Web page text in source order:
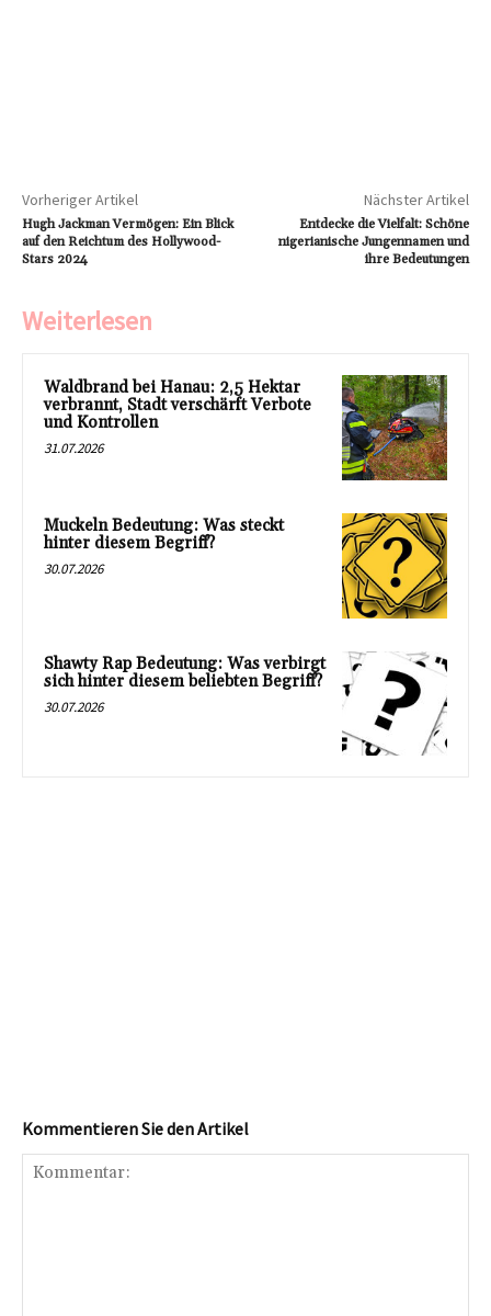
Vorheriger Artikel
Hugh Jackman Vermögen: Ein Blick
auf den Reichtum des Hollywood-
Stars 2024
Nächster Artikel
Entdecke die Vielfalt: Schöne
nigerianische Jungennamen und
ihre Bedeutungen
Weiterlesen
Waldbrand bei Hanau: 2,5 Hektar
verbrannt, Stadt verschärft Verbote
und Kontrollen
31.07.2026
Muckeln Bedeutung: Was steckt
hinter diesem Begriff?
30.07.2026
Shawty Rap Bedeutung: Was verbirgt
sich hinter diesem beliebten Begriff?
30.07.2026
Kommentieren Sie den Artikel